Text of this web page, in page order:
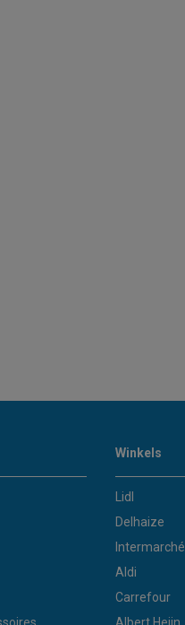
Winkels
Lidl
Delhaize
Intermarché
Aldi
Carrefour